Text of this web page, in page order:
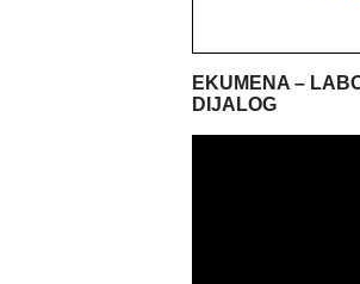
EKUMENA –
DIJALOG